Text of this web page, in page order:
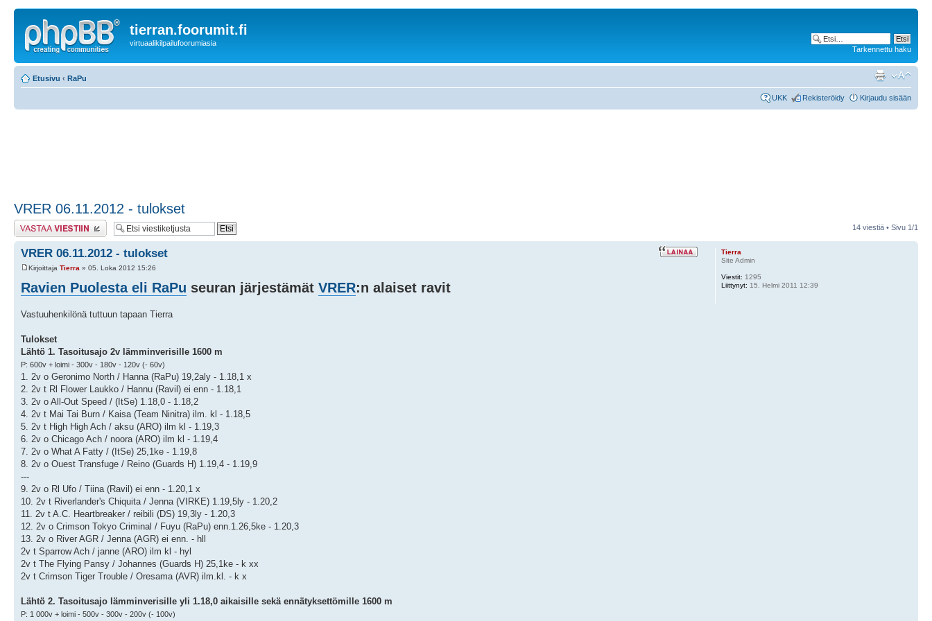
tierran.foorumit.fi
virtuaalikilpailufoorumiasia
Tarkennettu haku
Etusivu ‹ RaPu
UKK Rekisteröidy Kirjaudu sisään
VRER 06.11.2012 - tulokset
Lähetä vastaus 14 viestiä • Sivu 1/1
VRER 06.11.2012 - tulokset
Kirjoittaja Tierra » 05. Loka 2012 15:26
Ravien Puolesta eli RaPu seuran järjestämät VRER:n alaiset ravit
Vastuuhenkilönä tuttuun tapaan Tierra
Tulokset
Lähtö 1. Tasoitusajo 2v lämminverisille 1600 m
P: 600v + loimi - 300v - 180v - 120v (- 60v)
1. 2v o Geronimo North / Hanna (RaPu) 19,2aly - 1.18,1 x
2. 2v t Rl Flower Laukko / Hannu (Ravil) ei enn - 1.18,1
3. 2v o All-Out Speed / (ItSe) 1.18,0 - 1.18,2
4. 2v t Mai Tai Burn / Kaisa (Team Ninitra) ilm. kl - 1.18,5
5. 2v t High High Ach / aksu (ARO) ilm kl - 1.19,3
6. 2v o Chicago Ach / noora (ARO) ilm kl - 1.19,4
7. 2v o What A Fatty / (ItSe) 25,1ke - 1.19,8
8. 2v o Ouest Transfuge / Reino (Guards H) 1.19,4 - 1.19,9
---
9. 2v o Rl Ufo / Tiina (Ravil) ei enn - 1.20,1 x
10. 2v t Riverlander's Chiquita / Jenna (VIRKE) 1.19,5ly - 1.20,2
11. 2v t A.C. Heartbreaker / reibili (DS) 19,3ly - 1.20,3
12. 2v o Crimson Tokyo Criminal / Fuyu (RaPu) enn.1.26,5ke - 1.20,3
13. 2v o River AGR / Jenna (AGR) ei enn. - hll
2v t Sparrow Ach / janne (ARO) ilm kl - hyl
2v t The Flying Pansy / Johannes (Guards H) 25,1ke - k xx
2v t Crimson Tiger Trouble / Oresama (AVR) ilm.kl. - k x
Lähtö 2. Tasoitusajo lämminverisille yli 1.18,0 aikaisille sekä ennätyksettömille 1600 m
P: 1 000v + loimi - 500v - 300v - 200v (- 100v)
Tierra
Site Admin
Viestit: 1295
Liittynyt: 15. Helmi 2011 12:39